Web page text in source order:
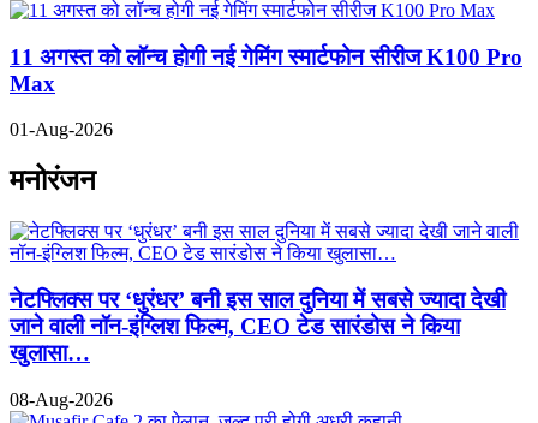
11 अगस्त को लॉन्च होगी नई गेमिंग स्मार्टफोन सीरीज K100 Pro
Max
01-Aug-2026
मनोरंजन
नेटफ्लिक्स पर ‘धुरंधर’ बनी इस साल दुनिया में सबसे ज्यादा देखी
जाने वाली नॉन-इंग्लिश फिल्म, CEO टेड सारंडोस ने किया
खुलासा…
08-Aug-2026